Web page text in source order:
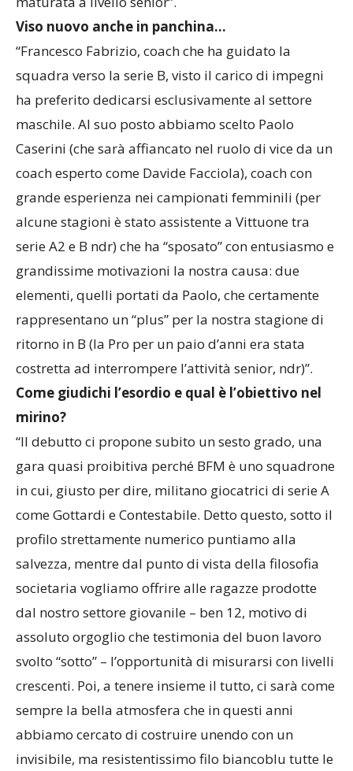
Viso nuovo anche in panchina…
“Francesco Fabrizio, coach che ha guidato la
squadra verso la serie B, visto il carico di impegni
ha preferito dedicarsi esclusivamente al settore
maschile. Al suo posto abbiamo scelto Paolo
Caserini (che sarà affiancato nel ruolo di vice da un
coach esperto come Davide Facciola), coach con
grande esperienza nei campionati femminili (per
alcune stagioni è stato assistente a Vittuone tra
serie A2 e B ndr) che ha “sposato” con entusiasmo e
grandissime motivazioni la nostra causa: due
elementi, quelli portati da Paolo, che certamente
rappresentano un “plus” per la nostra stagione di
ritorno in B (la Pro per un paio d’anni era stata
costretta ad interrompere l’attività senior, ndr)”.
Come giudichi l’esordio e qual è l’obiettivo nel
mirino?
“Il debutto ci propone subito un sesto grado, una
gara quasi proibitiva perché BFM è uno squadrone
in cui, giusto per dire, militano giocatrici di serie A
come Gottardi e Contestabile. Detto questo, sotto il
profilo strettamente numerico puntiamo alla
salvezza, mentre dal punto di vista della filosofia
societaria vogliamo offrire alle ragazze prodotte
dal nostro settore giovanile – ben 12, motivo di
assoluto orgoglio che testimonia del buon lavoro
svolto “sotto” – l’opportunità di misurarsi con livelli
crescenti. Poi, a tenere insieme il tutto, ci sarà come
sempre la bella atmosfera che in questi anni
abbiamo cercato di costruire unendo con un
invisibile, ma resistentissimo filo biancoblu tutte le